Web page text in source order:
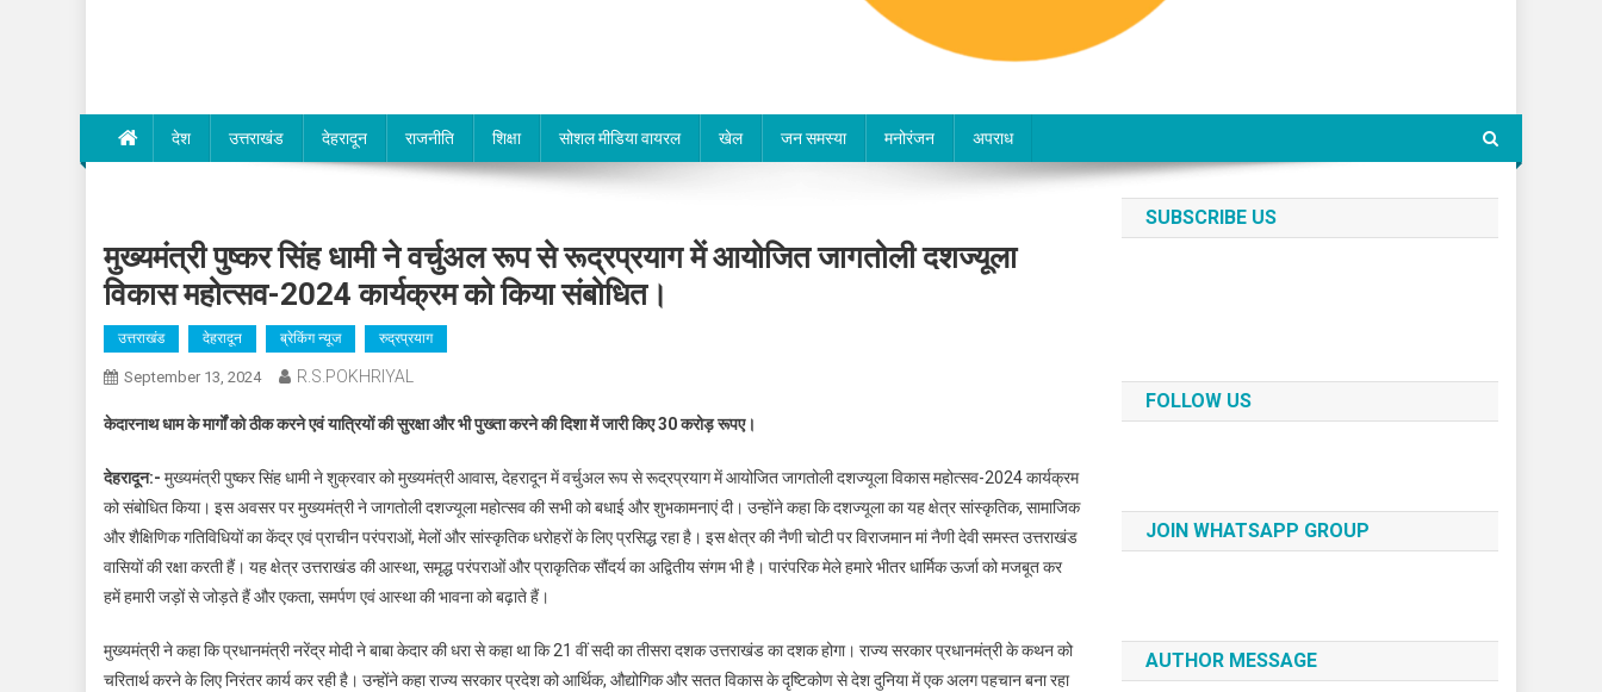
देश उत्तराखंड देहरादून राजनीति शिक्षा सोशल मीडिया वायरल खेल जन समस्या मनोरंजन अपराध
मुख्यमंत्री पुष्कर सिंह धामी ने वर्चुअल रूप से रूद्रप्रयाग में आयोजित जागतोली दशज्यूला
विकास महोत्सव-2024 कार्यक्रम को किया संबोधित।
उत्तराखंड देहरादून ब्रेकिंग न्यूज रुद्रप्रयाग
September 13, 2024 R.S.POKHRIYAL
केदारनाथ धाम के मार्गों को ठीक करने एवं यात्रियों की सुरक्षा और भी पुख्ता करने की दिशा में जारी किए 30 करोड़ रूपए।
देहरादून:- मुख्यमंत्री पुष्कर सिंह धामी ने शुक्रवार को मुख्यमंत्री आवास, देहरादून में वर्चुअल रूप से रूद्रप्रयाग में आयोजित जागतोली दशज्यूला विकास महोत्सव-2024 कार्यक्रम
को संबोधित किया। इस अवसर पर मुख्यमंत्री ने जागतोली दशज्यूला महोत्सव की सभी को बधाई और शुभकामनाएं दी। उन्होंने कहा कि दशज्यूला का यह क्षेत्र सांस्कृतिक, सामाजिक
और शैक्षिणिक गतिविधियों का केंद्र एवं प्राचीन परंपराओं, मेलों और सांस्कृतिक धरोहरों के लिए प्रसिद्ध रहा है। इस क्षेत्र की नैणी चोटी पर विराजमान मां नैणी देवी समस्त उत्तराखंड
वासियों की रक्षा करती हैं। यह क्षेत्र उत्तराखंड की आस्था, समृद्ध परंपराओं और प्राकृतिक सौंदर्य का अद्वितीय संगम भी है। पारंपरिक मेले हमारे भीतर धार्मिक ऊर्जा को मजबूत कर
हमें हमारी जड़ों से जोड़ते हैं और एकता, समर्पण एवं आस्था की भावना को बढ़ाते हैं।
मुख्यमंत्री ने कहा कि प्रधानमंत्री नरेंद्र मोदी ने बाबा केदार की धरा से कहा था कि 21 वीं सदी का तीसरा दशक उत्तराखंड का दशक होगा। राज्य सरकार प्रधानमंत्री के कथन को
चरितार्थ करने के लिए निरंतर कार्य कर रही है। उन्होंने कहा राज्य सरकार प्रदेश को आर्थिक, औद्योगिक और सतत विकास के दृष्टिकोण से देश दुनिया में एक अलग पहचान बना रहा
SUBSCRIBE US
FOLLOW US
JOIN WHATSAPP GROUP
AUTHOR MESSAGE